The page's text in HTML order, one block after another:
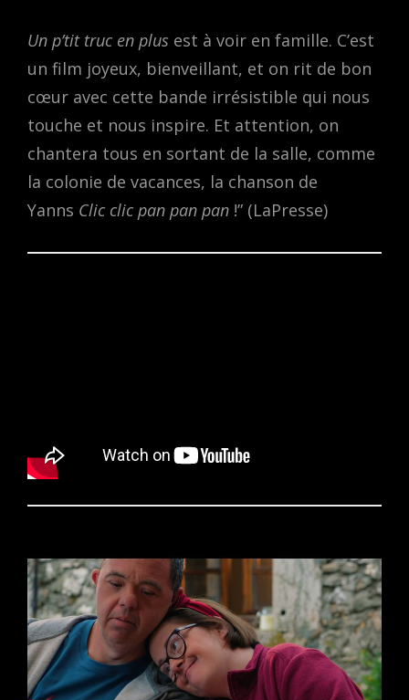
Un p’tit truc en plus est à voir en famille. C’est
un film joyeux, bienveillant, et on rit de bon
cœur avec cette bande irrésistible qui nous
touche et nous inspire. Et attention, on
chantera tous en sortant de la salle, comme
la colonie de vacances, la chanson de
Yanns Clic clic pan pan pan !” (LaPresse)